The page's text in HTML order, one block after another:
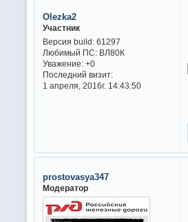
Olezka2
Участник
Версия build:61297
Любимый ПС:ВЛ80К
Уважение: +0
Последний визит:
1 апреля, 2016г. 14:43:50
prostovasya347
Модератор